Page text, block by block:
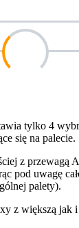
tylko 4
się na palecie.
z przewagą
pod uwagę
palety).
z większą jak